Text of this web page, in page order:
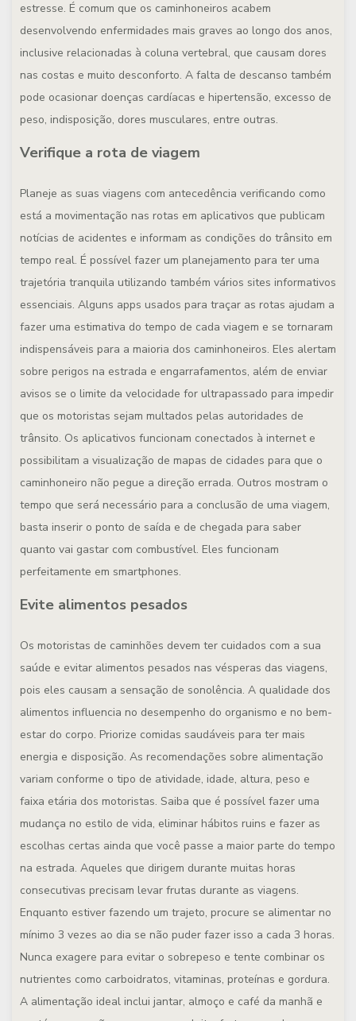
estresse. É comum que os caminhoneiros acabem
desenvolvendo enfermidades mais graves ao longo dos anos,
inclusive relacionadas à coluna vertebral, que causam dores
nas costas e muito desconforto. A falta de descanso também
pode ocasionar doenças cardíacas e hipertensão, excesso de
peso, indisposição, dores musculares, entre outras.
Verifique a rota de viagem
Planeje as suas viagens com antecedência verificando como
está a movimentação nas rotas em aplicativos que publicam
notícias de acidentes e informam as condições do trânsito em
tempo real. É possível fazer um planejamento para ter uma
trajetória tranquila utilizando também vários sites informativos
essenciais. Alguns apps usados para traçar as rotas ajudam a
fazer uma estimativa do tempo de cada viagem e se tornaram
indispensáveis para a maioria dos caminhoneiros. Eles alertam
sobre perigos na estrada e engarrafamentos, além de enviar
avisos se o limite da velocidade for ultrapassado para impedir
que os motoristas sejam multados pelas autoridades de
trânsito. Os aplicativos funcionam conectados à internet e
possibilitam a visualização de mapas de cidades para que o
caminhoneiro não pegue a direção errada. Outros mostram o
tempo que será necessário para a conclusão de uma viagem,
basta inserir o ponto de saída e de chegada para saber
quanto vai gastar com combustível. Eles funcionam
perfeitamente em smartphones.
Evite alimentos pesados
Os motoristas de caminhões devem ter cuidados com a sua
saúde e evitar alimentos pesados nas vésperas das viagens,
pois eles causam a sensação de sonolência. A qualidade dos
alimentos influencia no desempenho do organismo e no bem-
estar do corpo. Priorize comidas saudáveis para ter mais
energia e disposição. As recomendações sobre alimentação
variam conforme o tipo de atividade, idade, altura, peso e
faixa etária dos motoristas. Saiba que é possível fazer uma
mudança no estilo de vida, eliminar hábitos ruins e fazer as
escolhas certas ainda que você passe a maior parte do tempo
na estrada. Aqueles que dirigem durante muitas horas
consecutivas precisam levar frutas durante as viagens.
Enquanto estiver fazendo um trajeto, procure se alimentar no
mínimo 3 vezes ao dia se não puder fazer isso a cada 3 horas.
Nunca exagere para evitar o sobrepeso e tente combinar os
nutrientes como carboidratos, vitaminas, proteínas e gordura.
A alimentação ideal inclui jantar, almoço e café da manhã e